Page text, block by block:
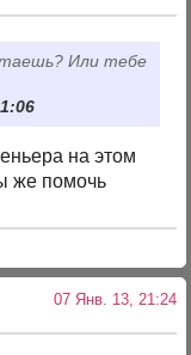
Или тебе
на этом
же помочь
07 Янв. 13, 21:24